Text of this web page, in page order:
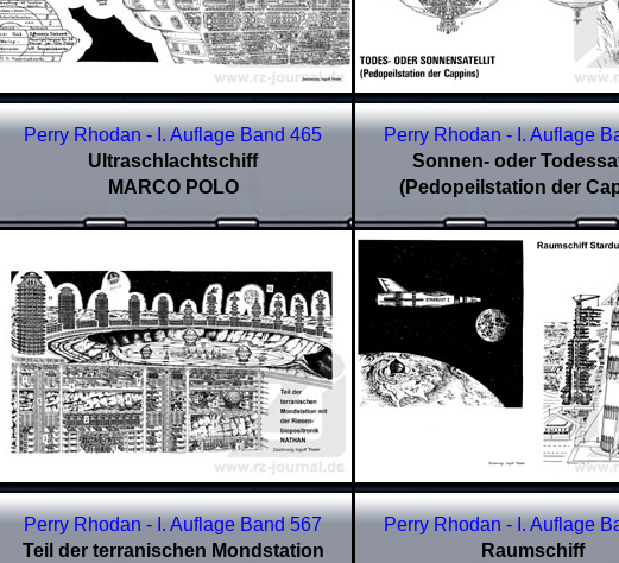
Perry Rhodan - I. Auflage Band 465
Ultraschlachtschiff
MARCO POLO
Perry Rhodan - I. Auflage
Sonnen- oder
(Pedopeilstation der
Perry Rhodan - I. Auflage Band 567
Teil der terranischen Mondstation
Perry Rhodan - I. Auflage
Raumschiff